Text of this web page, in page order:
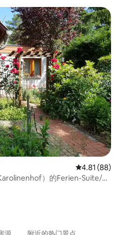
平均评分
4.81 (88)
）的Ferien-Suite/假